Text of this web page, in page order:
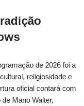
de 2026 foi a
religiosidade e
oficial contará com
Mano Walter,